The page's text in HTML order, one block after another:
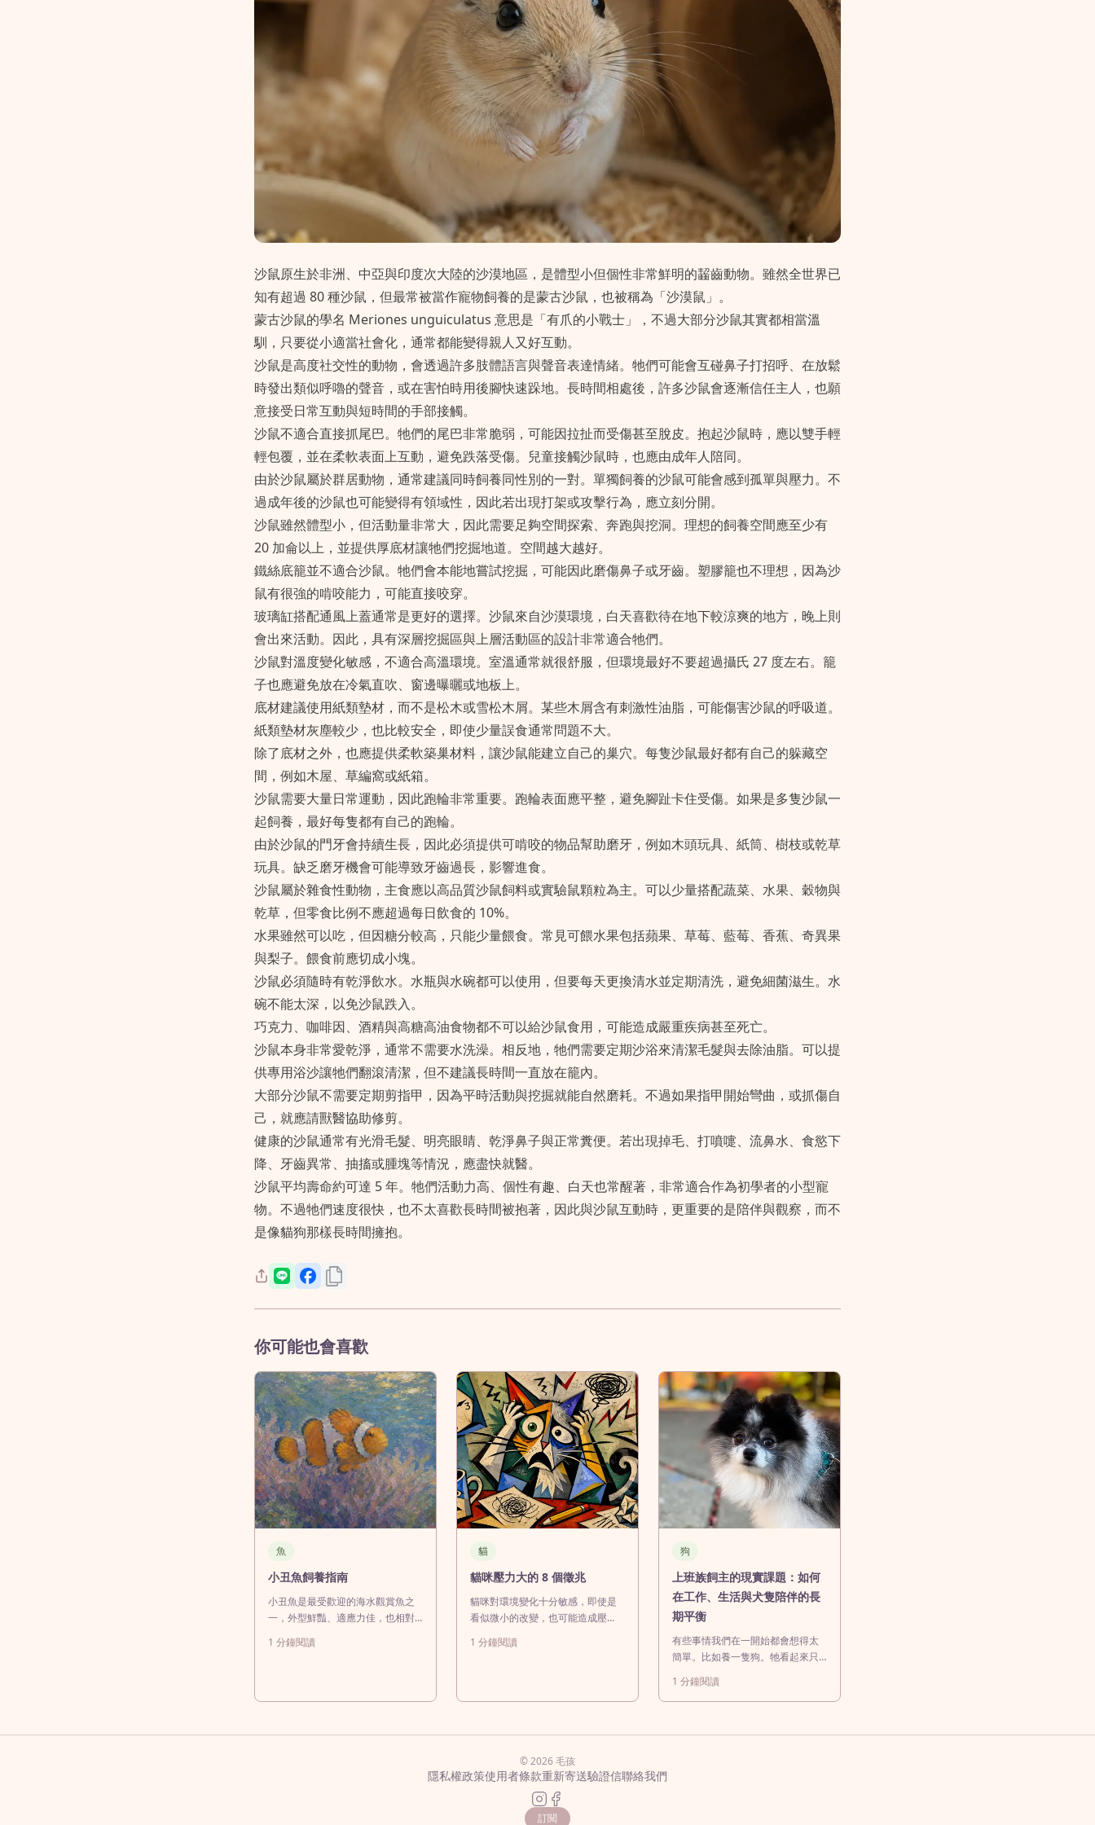
沙鼠原生於非洲、中亞與印度次大陸的沙漠地區，是體型小但個性非常鮮明的齧齒動物。雖然全世界已
知有超過 80 種沙鼠，但最常被當作寵物飼養的是蒙古沙鼠，也被稱為「沙漠鼠」。
蒙古沙鼠的學名 Meriones unguiculatus 意思是「有爪的小戰士」，不過大部分沙鼠其實都相當溫
馴，只要從小適當社會化，通常都能變得親人又好互動。
沙鼠是高度社交性的動物，會透過許多肢體語言與聲音表達情緒。牠們可能會互碰鼻子打招呼、在放鬆
時發出類似呼嚕的聲音，或在害怕時用後腳快速跺地。長時間相處後，許多沙鼠會逐漸信任主人，也願
意接受日常互動與短時間的手部接觸。
沙鼠不適合直接抓尾巴。牠們的尾巴非常脆弱，可能因拉扯而受傷甚至脫皮。抱起沙鼠時，應以雙手輕
輕包覆，並在柔軟表面上互動，避免跌落受傷。兒童接觸沙鼠時，也應由成年人陪同。
由於沙鼠屬於群居動物，通常建議同時飼養同性別的一對。單獨飼養的沙鼠可能會感到孤單與壓力。不
過成年後的沙鼠也可能變得有領域性，因此若出現打架或攻擊行為，應立刻分開。
沙鼠雖然體型小，但活動量非常大，因此需要足夠空間探索、奔跑與挖洞。理想的飼養空間應至少有
20 加侖以上，並提供厚底材讓牠們挖掘地道。空間越大越好。
鐵絲底籠並不適合沙鼠。牠們會本能地嘗試挖掘，可能因此磨傷鼻子或牙齒。塑膠籠也不理想，因為沙
鼠有很強的啃咬能力，可能直接咬穿。
玻璃缸搭配通風上蓋通常是更好的選擇。沙鼠來自沙漠環境，白天喜歡待在地下較涼爽的地方，晚上則
會出來活動。因此，具有深層挖掘區與上層活動區的設計非常適合牠們。
沙鼠對溫度變化敏感，不適合高溫環境。室溫通常就很舒服，但環境最好不要超過攝氏 27 度左右。籠
子也應避免放在冷氣直吹、窗邊曝曬或地板上。
底材建議使用紙類墊材，而不是松木或雪松木屑。某些木屑含有刺激性油脂，可能傷害沙鼠的呼吸道。
紙類墊材灰塵較少，也比較安全，即使少量誤食通常問題不大。
除了底材之外，也應提供柔軟築巢材料，讓沙鼠能建立自己的巢穴。每隻沙鼠最好都有自己的躲藏空
間，例如木屋、草編窩或紙箱。
沙鼠需要大量日常運動，因此跑輪非常重要。跑輪表面應平整，避免腳趾卡住受傷。如果是多隻沙鼠一
起飼養，最好每隻都有自己的跑輪。
由於沙鼠的門牙會持續生長，因此必須提供可啃咬的物品幫助磨牙，例如木頭玩具、紙筒、樹枝或乾草
玩具。缺乏磨牙機會可能導致牙齒過長，影響進食。
沙鼠屬於雜食性動物，主食應以高品質沙鼠飼料或實驗鼠顆粒為主。可以少量搭配蔬菜、水果、穀物與
乾草，但零食比例不應超過每日飲食的 10%。
水果雖然可以吃，但因糖分較高，只能少量餵食。常見可餵水果包括蘋果、草莓、藍莓、香蕉、奇異果
與梨子。餵食前應切成小塊。
沙鼠必須隨時有乾淨飲水。水瓶與水碗都可以使用，但要每天更換清水並定期清洗，避免細菌滋生。水
碗不能太深，以免沙鼠跌入。
巧克力、咖啡因、酒精與高糖高油食物都不可以給沙鼠食用，可能造成嚴重疾病甚至死亡。
沙鼠本身非常愛乾淨，通常不需要水洗澡。相反地，牠們需要定期沙浴來清潔毛髮與去除油脂。可以提
供專用浴沙讓牠們翻滾清潔，但不建議長時間一直放在籠內。
大部分沙鼠不需要定期剪指甲，因為平時活動與挖掘就能自然磨耗。不過如果指甲開始彎曲，或抓傷自
己，就應請獸醫協助修剪。
健康的沙鼠通常有光滑毛髮、明亮眼睛、乾淨鼻子與正常糞便。若出現掉毛、打噴嚏、流鼻水、食慾下
降、牙齒異常、抽搐或腫塊等情況，應盡快就醫。
沙鼠平均壽命約可達 5 年。牠們活動力高、個性有趣、白天也常醒著，非常適合作為初學者的小型寵
物。不過牠們速度很快，也不太喜歡長時間被抱著，因此與沙鼠互動時，更重要的是陪伴與觀察，而不
是像貓狗那樣長時間擁抱。
你可能也會喜歡
魚
小丑魚飼養指南
小丑魚是最受歡迎的海水觀賞魚之
一，外型鮮豔、適應力佳，也相對
魚仍需要穩定的水質、適當的缸體
公子小丑魚、畢卡索小丑魚、番茄
魚、粉紅小丑魚、鞍背小丑魚等。
1 分鐘閱讀
貓
貓咪壓力大的 8 個徵兆
貓咪對環境變化十分敏感，即使是
看似微小的改變，也可能造成壓
行為，還可能進一步損害身體健
與整體健康。1. 叫聲明顯增加當貓
頻繁地發出聲音，包括持續喵叫、
叫通常是在尋求關注或
1 分鐘閱讀
狗
上班族飼主的現實課題：如何
在工作、生活與犬隻陪伴的長
期平衡
有些事情我們在一開始都會想得太
簡單。比如養一隻狗。牠看起來只
上出門前摸一下，晚上回家有人在
門口等你，假日可以一起散步、拍
很溫柔，甚至會讓人誤以為，只要
1 分鐘閱讀
© 2026 毛孩
隱私權政策使用者條款重新寄送驗證信聯絡我們
訂閱